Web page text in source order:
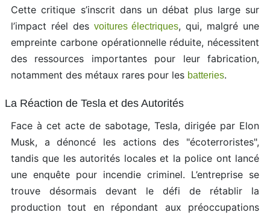
Cette critique s’inscrit dans un débat plus large sur
l’impact réel des voitures électriques, qui, malgré une
empreinte carbone opérationnelle réduite, nécessitent
des ressources importantes pour leur fabrication,
notamment des métaux rares pour les batteries.
La Réaction de Tesla et des Autorités
Face à cet acte de sabotage, Tesla, dirigée par Elon
Musk, a dénoncé les actions des "écoterroristes",
tandis que les autorités locales et la police ont lancé
une enquête pour incendie criminel. L’entreprise se
trouve désormais devant le défi de rétablir la
production tout en répondant aux préoccupations